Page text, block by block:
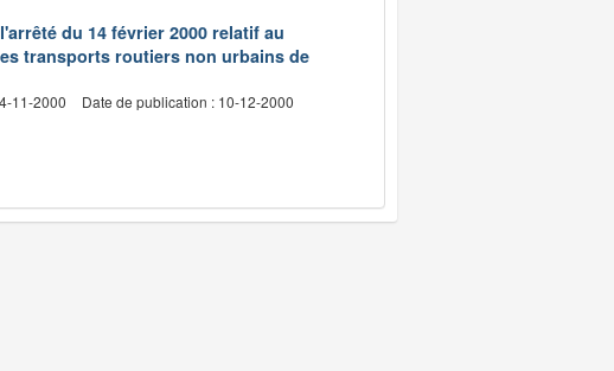
du 14 février 2000 relatif au
transports routiers non urbains de
11-2000 Date de publication : 10-12-2000